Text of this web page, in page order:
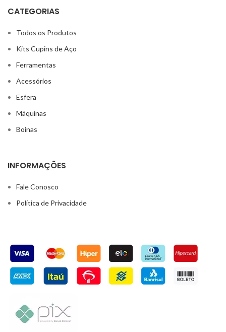
CATEGORIAS
Todos os Produtos
Kits Cupins de Aço
Ferramentas
Acessórios
Esfera
Máquinas
Boinas
INFORMAÇÕES
Fale Conosco
Política de Privacidade